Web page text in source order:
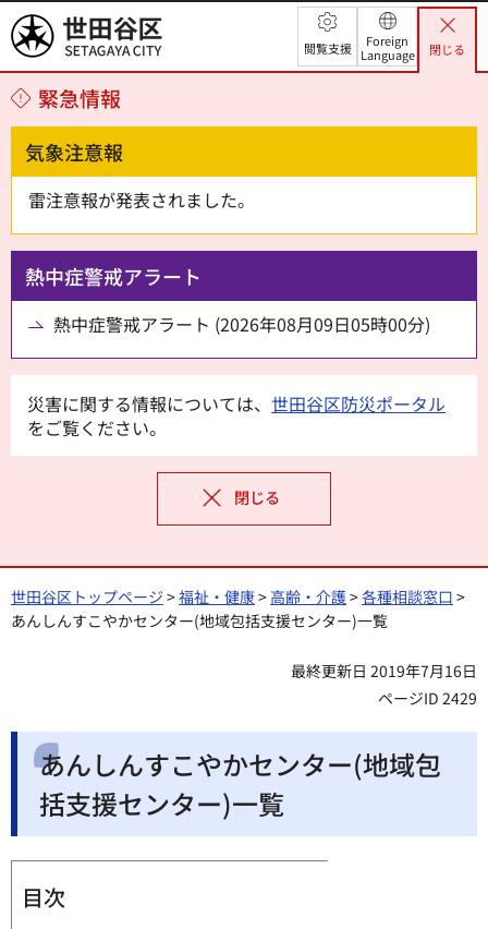
世田谷区 閲覧支援
Foreign
Language
閉じる
緊急情報
気象注意報
雷注意報が発表されました。
熱中症警戒アラート
熱中症警戒アラート (2026年08月09日05時00分)
災害に関する情報については、 世田谷区防災ポータル
をご覧ください。
閉じる
世田谷区トップページ >福祉・健康> 高齢・介護>各種相談窓口 >
あんしんすこやかセンター(地域包括支援センター)一覧
最終更新日 2019年7月16日
ページID 2429
あんしんすこやかセンター(地域包
括支援センター)一覧
目次